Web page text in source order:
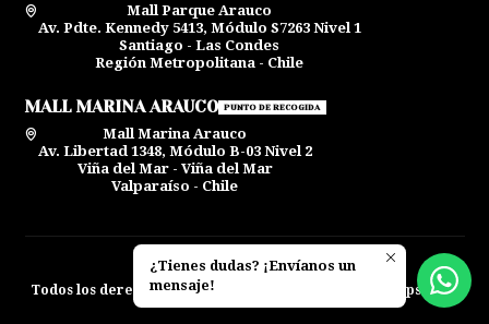
Mall Parque Arauco
Av. Pdte. Kennedy 5413, Módulo S7263 Nivel 1
Santiago - Las Condes
Región Metropolitana - Chile
MALL MARINA ARAUCO PUNTO DE RECOGIDA
Mall Marina Arauco
Av. Libertad 1348, Módulo B-03 Nivel 2
Viña del Mar - Viña del Mar
Valparaíso - Chile
2026 La Bego Soler.
Todos los derechos reservados.
Desarrollado por Jumpseller.
¿Tienes dudas? ¡Envíanos un
mensaje!